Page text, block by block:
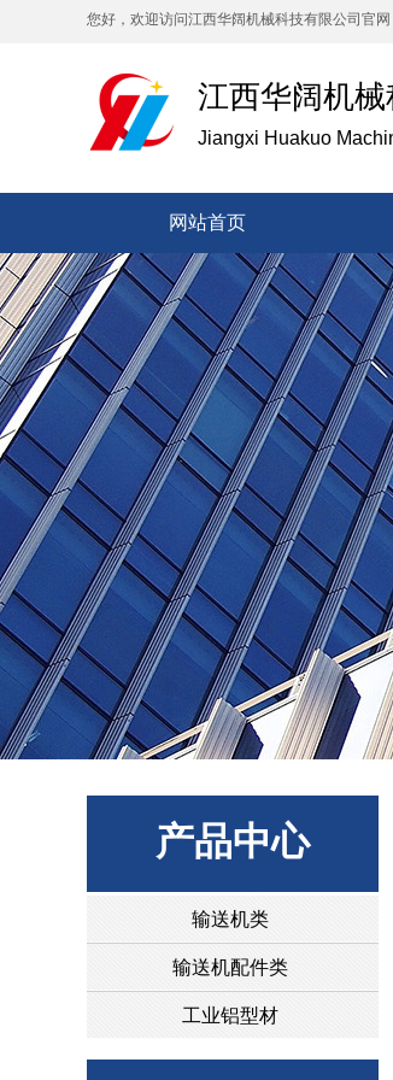
您好，欢迎访问江西华阔机械科技有限公司官网
江西华阔机械
Jiangxi Huakuo
网站首页
产品中心
输送机类
输送机配件类
工业铝型材